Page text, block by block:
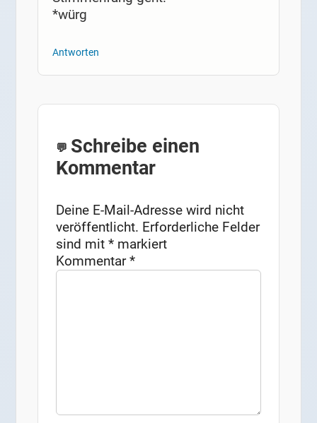
*würg
Antworten
Schreibe einen
Kommentar
Deine E-Mail-Adresse wird nicht
veröffentlicht. Erforderliche Felder
sind mit* markiert
Kommentar*